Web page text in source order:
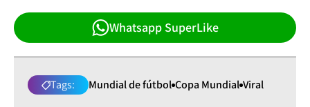
Whatsapp SuperLike
Tags: Mundial de fútbol Copa Mundial Viral